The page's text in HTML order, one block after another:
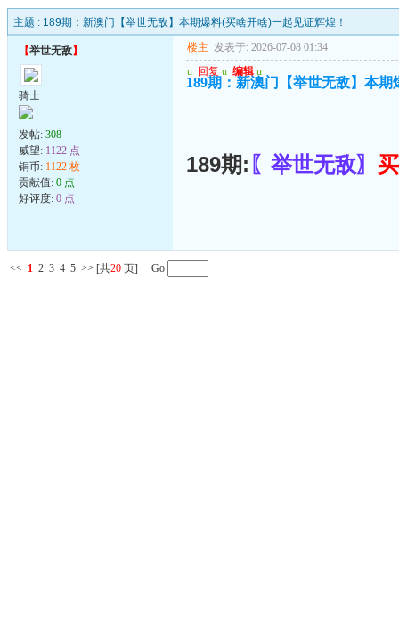
主题 : 189期：新澳门【举世无敌】本期爆料(买啥开啥)一起见证辉煌！
【举世无敌】
骑士
发帖: 308
威望: 1122 点
铜币: 1122 枚
贡献值: 0 点
好评度: 0 点
楼主 发表于: 2026-07-08 01:34
u 回复 u 编辑 u
189期：新澳门【举世无敌】本
189期: 〖举世无敌〗
<< 1 2 3 4 5 >> [共20 页] Go